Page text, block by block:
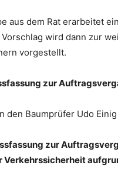
aus dem Rat erarbeitet
wird dann zur
vorgestellt.
zur
den Baumprüfer Udo
zur